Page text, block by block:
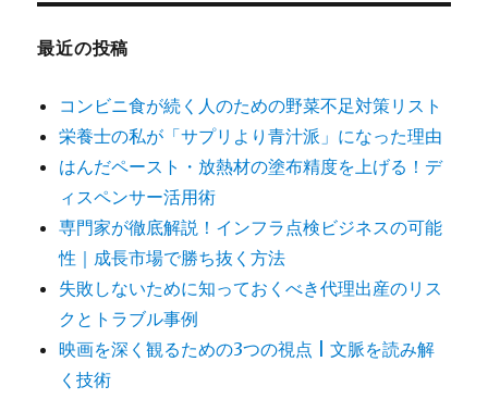
最近の投稿
コンビニ食が続く人のための野菜不足対策リスト
栄養士の私が「サプリより青汁派」になった理由
はんだペースト・放熱材の塗布精度を上げる！デ
ィスペンサー活用術
専門家が徹底解説！インフラ点検ビジネスの可能
性｜成長市場で勝ち抜く方法
失敗しないために知っておくべき代理出産のリス
クとトラブル事例
映画を深く観るための3つの視点 | 文脈を読み解
く技術